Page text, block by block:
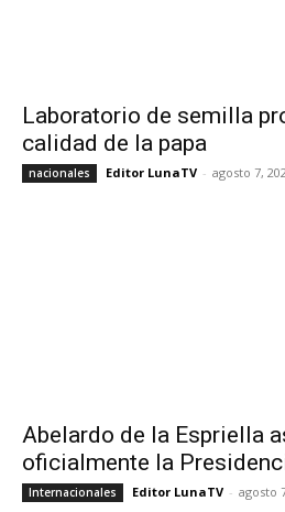
Laboratorio de semilla
calidad de la papa
nacionales Editor LunaTV - agosto 7,
Abelardo de la Espriella
oficialmente la
Internacionales Editor LunaTV - agosto